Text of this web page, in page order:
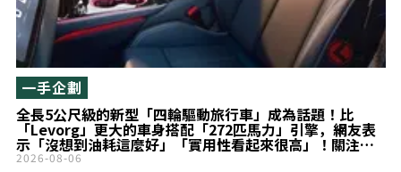
全長5公尺級的新型「四輪驅動旅行車」成為話題！比
「Levorg」更大的車身搭配「272匹馬力」引擎，網友表
示「沒想到油耗這麼好」「實用性看起來很高」！關注
Audi「A6 Avant」
一手企劃
2026-08-06